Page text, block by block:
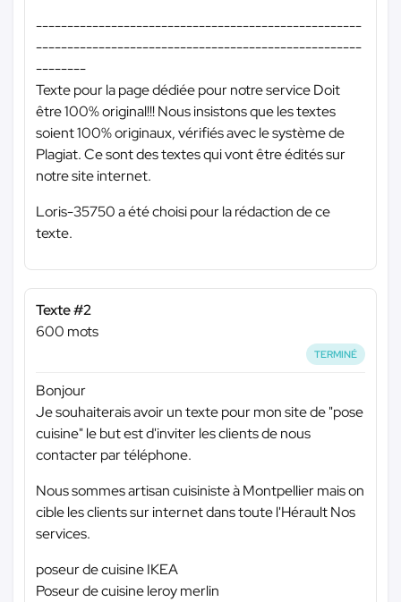
----------------------------------------------------
----------------------------------------------------
--------
Texte pour la page dédiée pour notre service Doit
être 100% original!!! Nous insistons que les textes
soient 100% originaux, vérifiés avec le système de
Plagiat. Ce sont des textes qui vont être édités sur
notre site internet.
Loris-35750 a été choisi pour la rédaction de ce
texte.
Texte #2
600 mots
TERMINÉ
Bonjour
Je souhaiterais avoir un texte pour mon site de "pose
cuisine" le but est d'inviter les clients de nous
contacter par téléphone.
Nous sommes artisan cuisiniste à Montpellier mais on
cible les clients sur internet dans toute l'Hérault Nos
services.
poseur de cuisine IKEA
Poseur de cuisine leroy merlin